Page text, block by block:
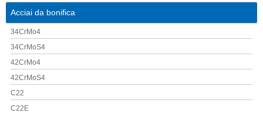
Acciai da bonifica
34CrMo4
34CrMoS4
42CrMo4
42CrMoS4
C22
C22E